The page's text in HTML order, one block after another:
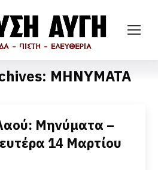
ΜΗΝΥΜΑΤΑ
Μηνύματα –
14 Μαρτίου